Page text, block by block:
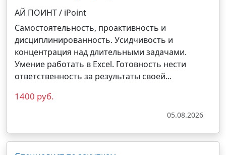
АЙ ПОИНТ / iPoint
Самостоятельность, проактивность и
дисциплинированность. Усидчивость и
концентрация над длительными задачами.
Умение работать в Excel. Готовность нести
ответственность за результаты своей...
1400 руб.
05.08.2026